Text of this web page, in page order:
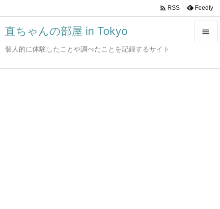
直ちゃんの部屋 in Tokyo
個人的に体験したことや調べたことを記録するサイト

 RSS Feedly